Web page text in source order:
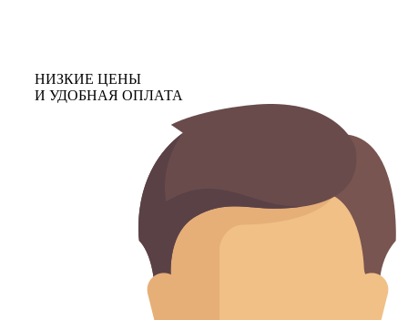
НИЗКИЕ ЦЕНЫ
И УДОБНАЯ ОПЛАТА